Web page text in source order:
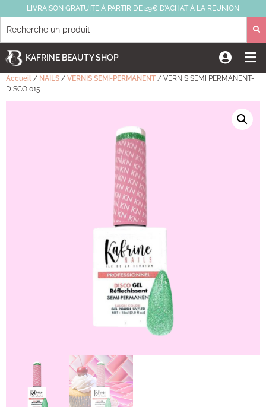
LIVRAISON GRATUITE À PARTIR DE 29€ D’ACHAT À LA REUNION
KAFRINE BEAUTY SHOP
Accueil / NAILS / VERNIS SEMI-PERMANENT/ VERNIS SEMI PERMANENT-
DISCO 015